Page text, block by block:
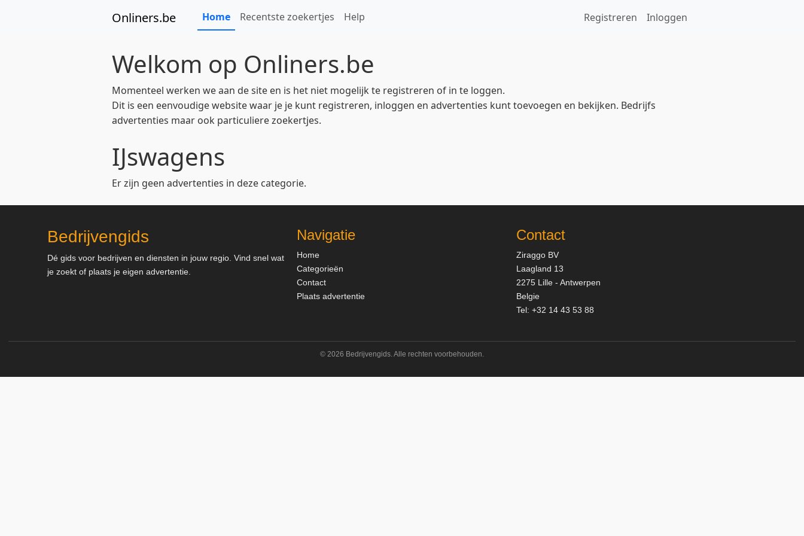
Onliners.be Home Recentste zoekertjes Help Registreren Inloggen
Welkom op Onliners.be
Momenteel werken we aan de site en is het niet mogelijk te registreren of in te loggen.
Dit is een eenvoudige website waar je je kunt registreren, inloggen en advertenties kunt toevoegen en bekijken. Bedrijfs
advertenties maar ook particuliere zoekertjes.
IJswagens
Er zijn geen advertenties in deze categorie.
Bedrijvengids
Dé gids voor bedrijven en diensten in jouw regio. Vind snel wat
je zoekt of plaats je eigen advertentie.
Navigatie
Home
Categorieën
Contact
Plaats advertentie
Contact
Ziraggo BV
Laagland 13
2275 Lille - Antwerpen
Belgie
Tel: +32 14 43 53 88
© 2026 Bedrijvengids. Alle rechten voorbehouden.